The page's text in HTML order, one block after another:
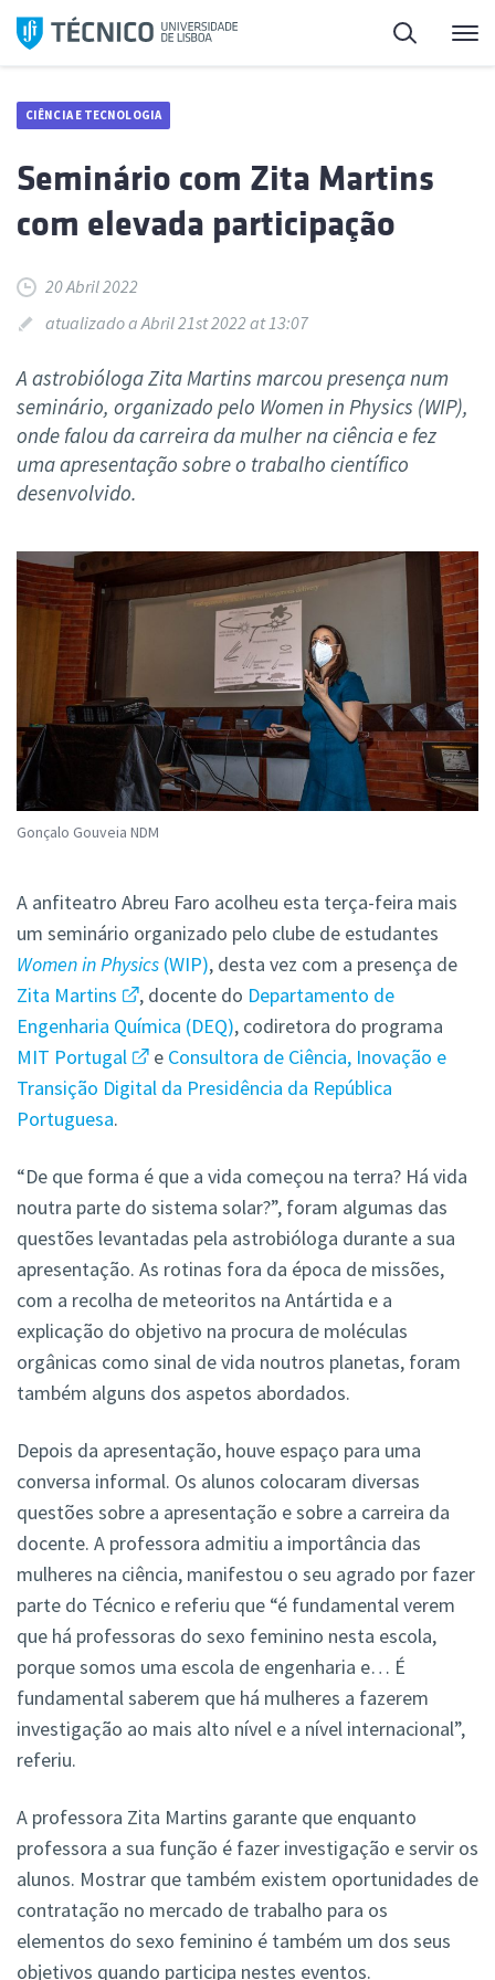
Saltar
para
Pesquisa
CIÊNCIA E TECNOLOGIA
Seminário com Zita Martins
com elevada participação
20 Abril 2022
atualizado a Abril 21st 2022 at 13:07
A astrobióloga Zita Martins marcou presença num
seminário, organizado pelo Women in Physics (WIP),
onde falou da carreira da mulher na ciência e fez
uma apresentação sobre o trabalho científico
desenvolvido.
Gonçalo Gouveia NDM
A anfiteatro Abreu Faro acolheu esta terça-feira mais
um seminário organizado pelo clube de estudantes
Women in Physics (WIP), desta vez com a presença de
Zita Martins
, docente do Departamento de
Engenharia Química (DEQ), codiretora do programa
MIT Portugal
e Consultora de Ciência, Inovação e
Transição Digital da Presidência da República
Portuguesa.
“De que forma é que a vida começou na terra? Há vida
noutra parte do sistema solar?”, foram algumas das
questões levantadas pela astrobióloga durante a sua
apresentação. As rotinas fora da época de missões,
com a recolha de meteoritos na Antártida e a
explicação do objetivo na procura de moléculas
orgânicas como sinal de vida noutros planetas, foram
também alguns dos aspetos abordados.
Depois da apresentação, houve espaço para uma
conversa informal. Os alunos colocaram diversas
questões sobre a apresentação e sobre a carreira da
docente. A professora admitiu a importância das
mulheres na ciência, manifestou o seu agrado por fazer
parte do Técnico e referiu que “é fundamental verem
que há professoras do sexo feminino nesta escola,
porque somos uma escola de engenharia e… É
fundamental saberem que há mulheres a fazerem
investigação ao mais alto nível e a nível internacional”,
referiu.
A professora Zita Martins garante que enquanto
professora a sua função é fazer investigação e servir os
alunos. Mostrar que também existem oportunidades de
contratação no mercado de trabalho para os
elementos do sexo feminino é também um dos seus
objetivos quando participa nestes eventos.